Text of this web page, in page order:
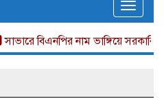
Toggle
সাভারে বিএনপির নাম ভাঙ্গিয়ে সরকারি